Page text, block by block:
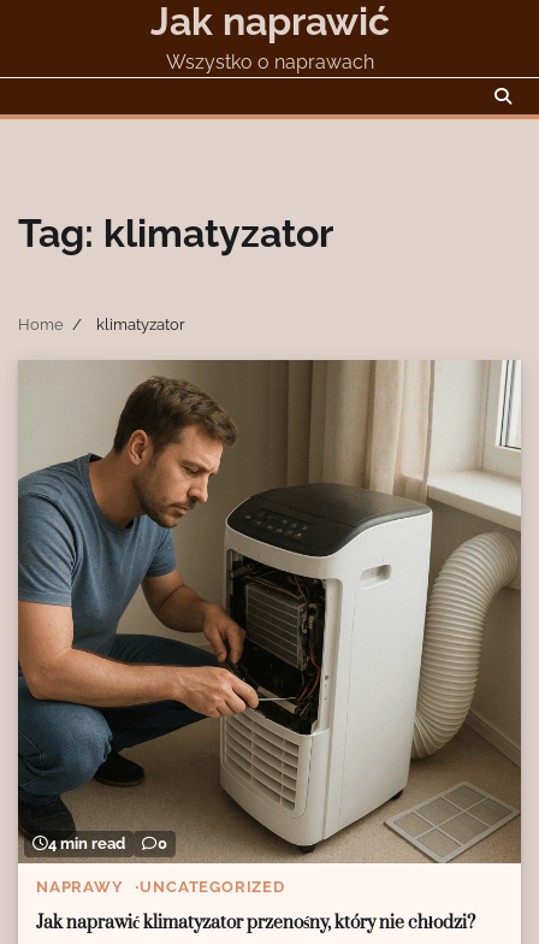
Jak naprawić
Wszystko o naprawach
Tag: klimatyzator
Home klimatyzator
4 min read 0
NAPRAWY UNCATEGORIZED
Jak naprawić klimatyzator przenośny, który nie chłodzi?